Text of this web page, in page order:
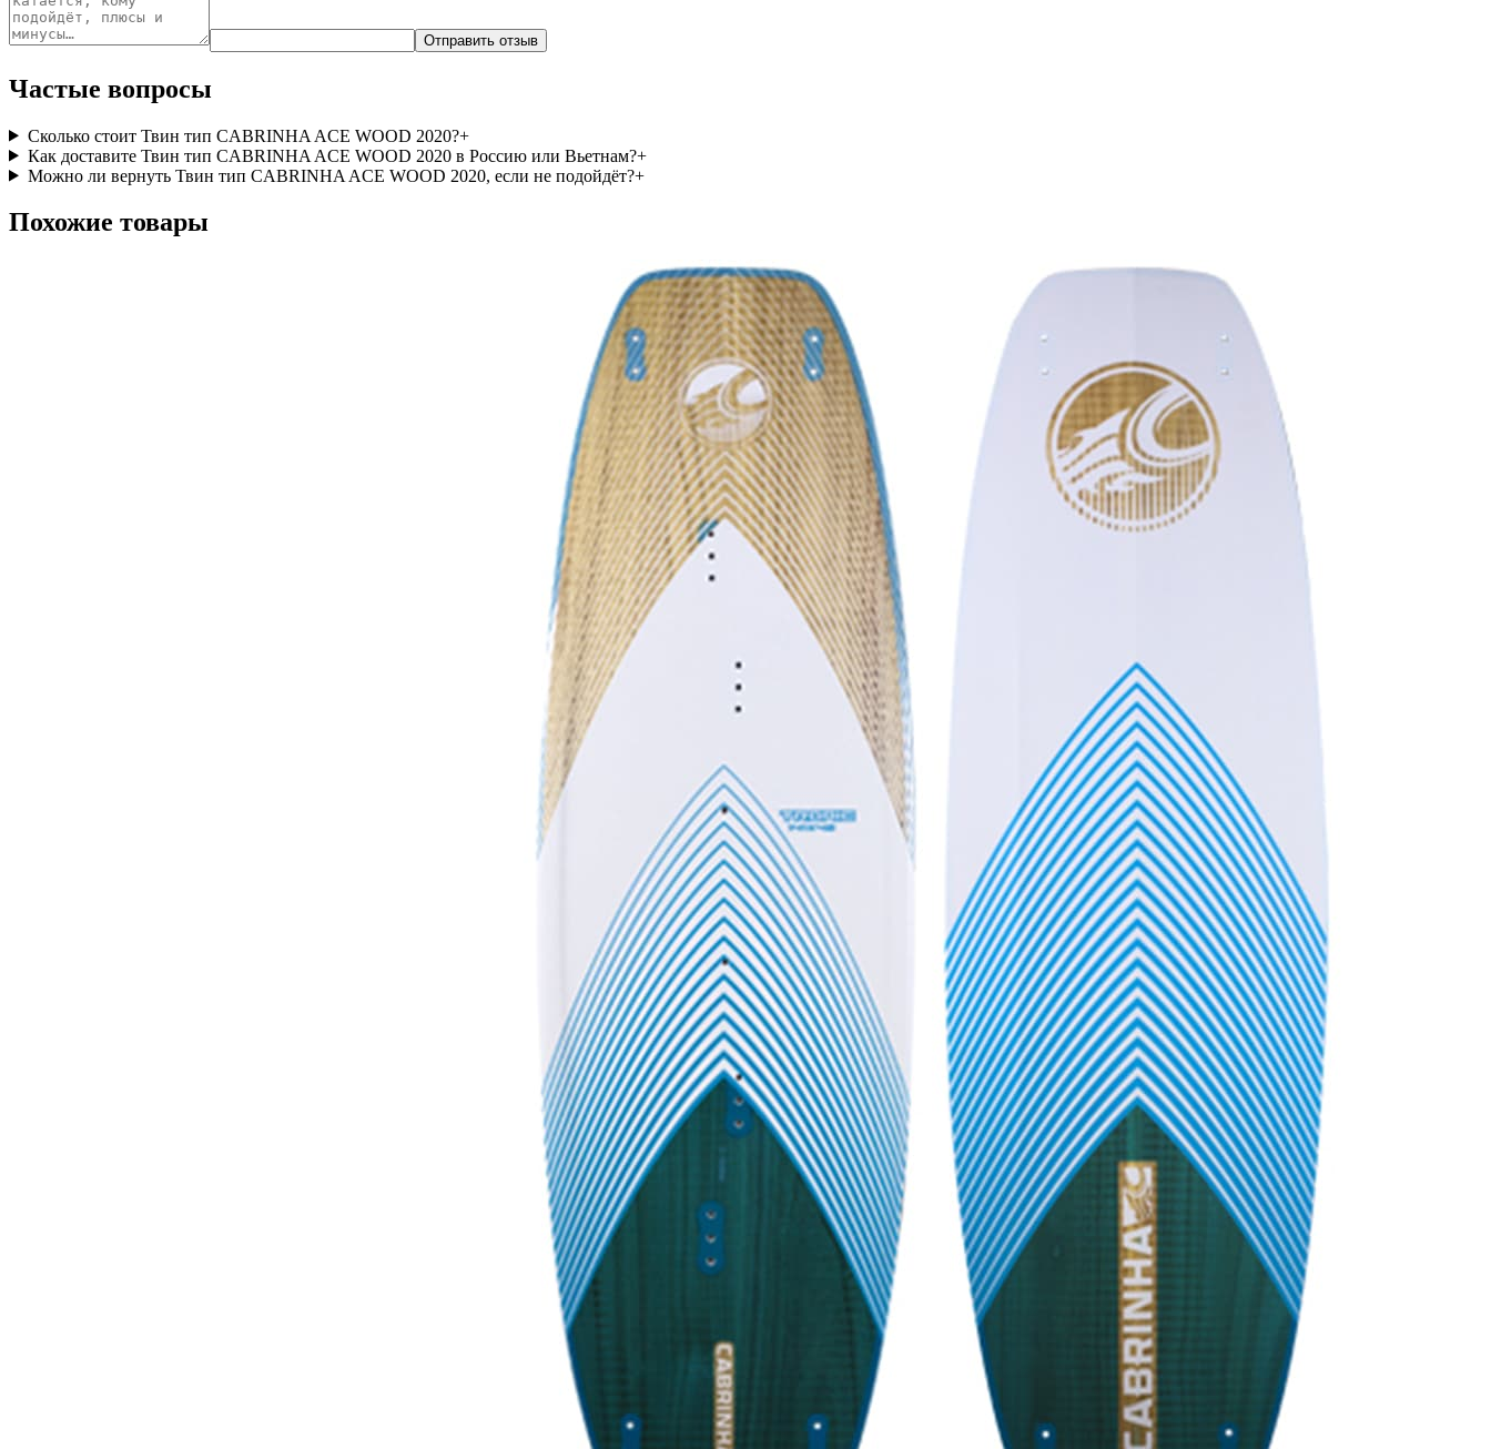
Отправить отзыв
Частые вопросы
Сколько стоит Твин тип CABRINHA ACE WOOD 2020?+
Как доставите Твин тип CABRINHA ACE WOOD 2020 в Россию или Вьетнам?+
Можно ли вернуть Твин тип CABRINHA ACE WOOD 2020, если не подойдёт?+
Похожие товары